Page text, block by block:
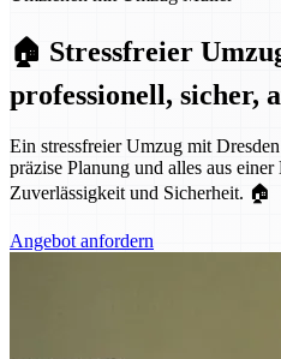
🏠 Stressfreier
professionell, sicher,
Ein stressfreier Umzug mit
präzise Planung und alles aus
Zuverlässigkeit und Sicherheit. 🏠
Angebot anfordern